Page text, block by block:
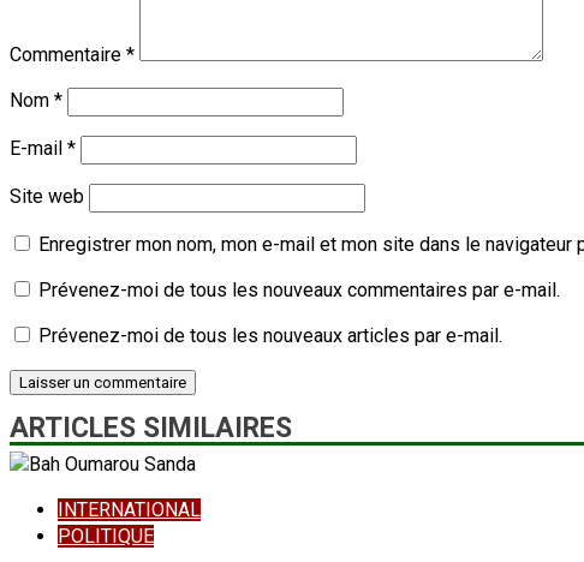
Commentaire *
Nom *
E-mail *
Site web
Enregistrer mon nom, mon e-mail et mon site dans le navigateur
Prévenez-moi de tous les nouveaux commentaires par e-mail.
Prévenez-moi de tous les nouveaux articles par e-mail.
ARTICLES SIMILAIRES
INTERNATIONAL
POLITIQUE